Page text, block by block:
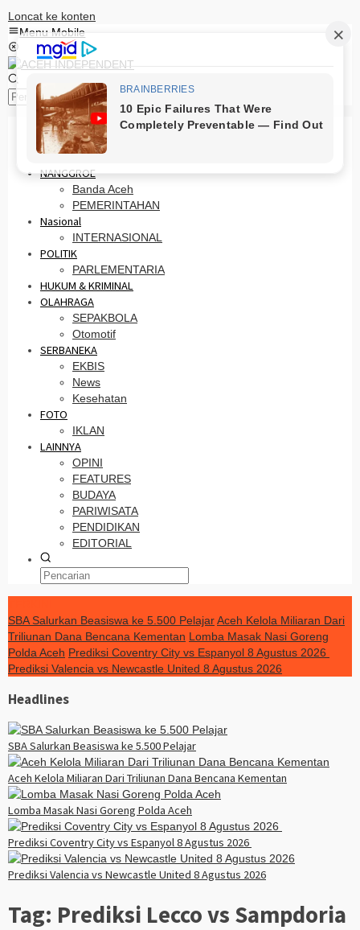
Loncat ke konten
Menu Mobile
HOME
PRO OTONOMI
NANGGROE
Banda Aceh
PEMERINTAHAN
Nasional
INTERNASIONAL
POLITIK
PARLEMENTARIA
HUKUM & KRIMINAL
OLAHRAGA
SEPAKBOLA
Otomotif
SERBANEKA
EKBIS
News
Kesehatan
FOTO
IKLAN
LAINNYA
OPINI
FEATURES
BUDAYA
PARIWISATA
PENDIDIKAN
EDITORIAL
SBA Salurkan Beasiswa ke 5.500 PelajarAceh Kelola Miliaran Dari
Triliunan Dana Bencana Kementan Lomba Masak Nasi Goreng
Polda Aceh Prediksi Coventry City vs Espanyol 8 Agustus 2026
Prediksi Valencia vs Newcastle United 8 Agustus 2026
Headlines
SBA Salurkan Beasiswa ke 5.500 Pelajar
Aceh Kelola Miliaran Dari Triliunan Dana Bencana Kementan
Lomba Masak Nasi Goreng Polda Aceh
Prediksi Coventry City vs Espanyol 8 Agustus 2026
Prediksi Valencia vs Newcastle United 8 Agustus 2026
Tag: Prediksi Lecco vs Sampdoria